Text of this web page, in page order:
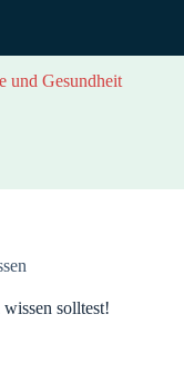
solltest!